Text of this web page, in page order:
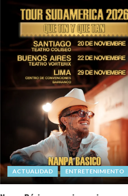
ACTUALIDAD ENTRETENIMIENTO